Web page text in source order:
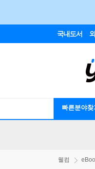
국내도서
빠른분야찾
웰컴